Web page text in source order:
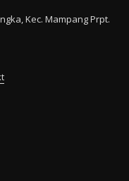
Kec. Mampang Prpt.